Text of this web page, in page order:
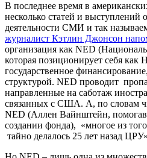
В последнее время в
несколько статей и
деятельности СМИ и так
журналист Кэтлин Джонсон
организация как NED
которая позиционирует себя
государственное
структурой. NED проводит
направленные на саботаж
связанных с США. А, по словам
NED (Аллен Вайнштейн,
создании фонда), «многое из
тайно делалось 25 лет назад